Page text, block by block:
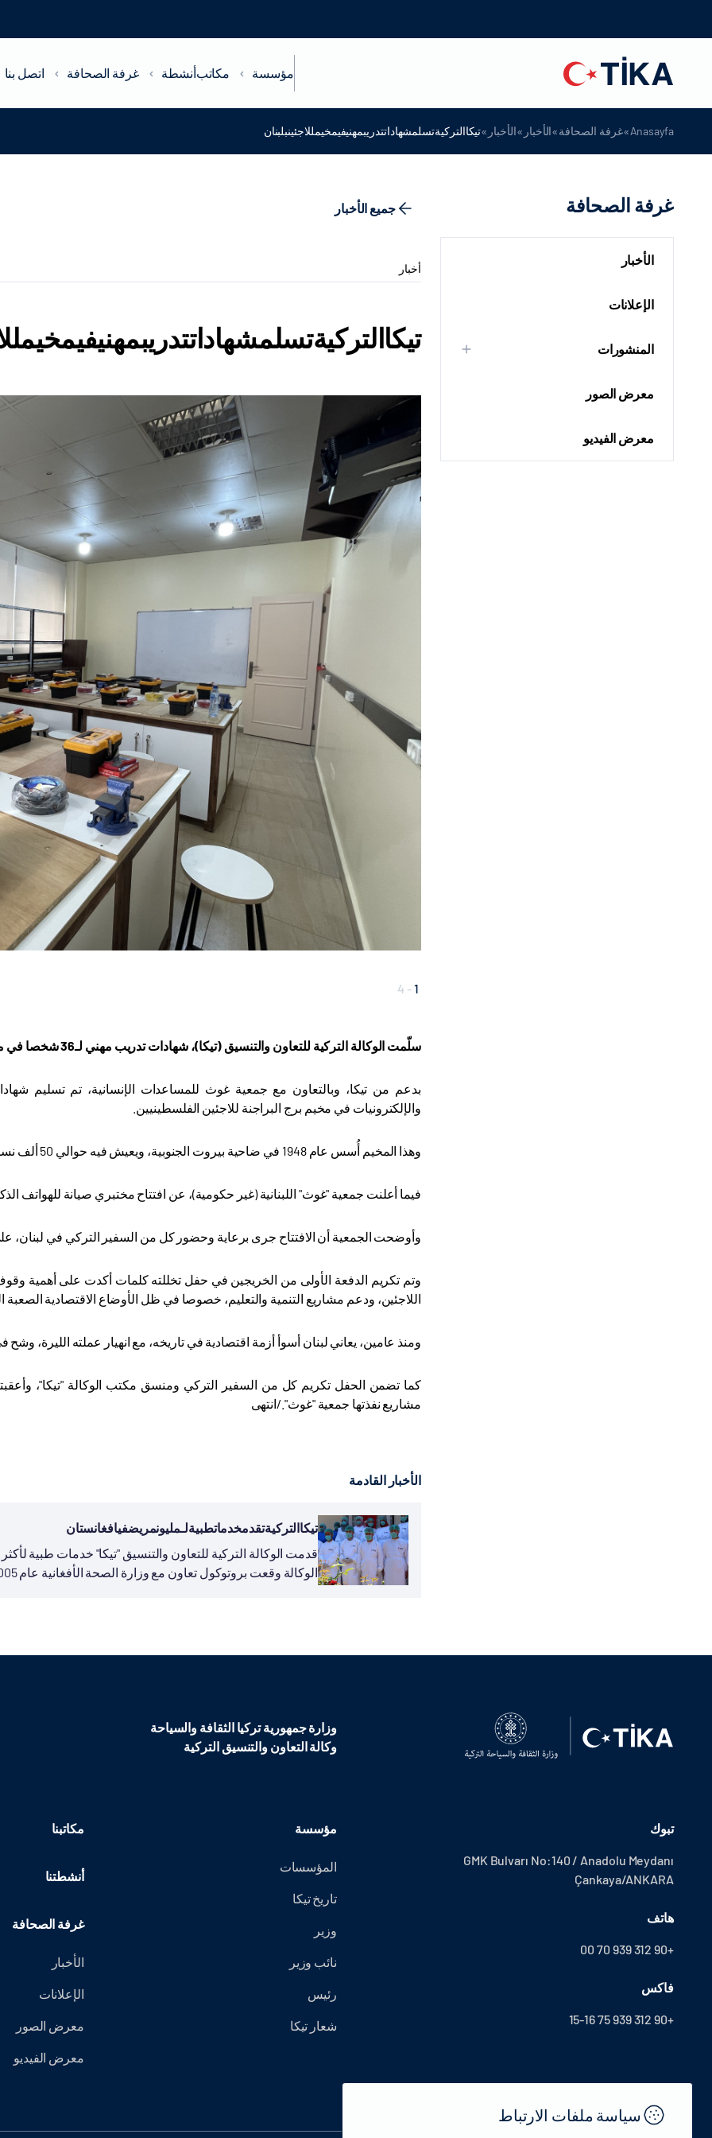
مؤسسة مكاتبأنشطة غرفة الصحافة اتصل بنا
Anasayfa
»غرفة الصحافة»الأخبار »الأخبار »تيكاالتركيةتسلمشهاداتتدريبمهنيفيمخيمللاجئينبلبنان
غرفة الصحافة
الأخبار
الإعلانات
المنشورات
معرض الصور
معرض الفيديو
جميع الأخبار
أخبار
1
-
4
سلّمت الوكالة التركية للتعاون والتنسيق (تيكا)، شهادات تدريب مهني لـ36 شخصا في مخيم برج البراجنة للاجئين الفلسطينيين بالعاصمة اللبنانية بيروت
والإلكترونيات في مخيم برج البراجنة للاجئين الفلسطينيين.
وهذا المخيم أُسس عام 1948 في ضاحية بيروت الجنوبية، ويعيش فيه حوالي 50 ألف نسمة في 2 كلم مربع، وهم يعانون من فقر وإهمال كبيرين
فيما أعلنت جمعية "غوث" اللبنانية (غير حكومية)، عن افتتاح مختبري صيانة للهواتف
وأوضحت الجمعية أن الافتتاح جرى برعاية وحضور كل من السفير التركي في لبنان،
وتم تكريم الدفعة الأولى من الخريجين في حفل تخللته كلمات أكدت على أهمية
اللاجئين، ودعم مشاريع التنمية والتعليم، خصوصا في ظل الأوضاع الاقتصادية الصعبة
ومنذ عامين، يعاني لبنان أسوأ أزمة اقتصادية في تاريخه، مع انهيار عملته الليرة،
كما تضمن الحفل تكريم كل من السفير التركي ومنسق مكتب الوكالة "تيكا"،
مشاريع نفذتها جمعية "غوث". /انتهى
الأخبار القادمة
تيكاالتركيةتقدمخدماتطبيةلـمليونمريضفيافغانستان
الوكالة وقعت بروتوكول تعاون مع وزارة الصحة الأفغانية عام 2005، قدمت بموجبه خدماتها الطبية عبر عدد من...
وزارة جمهورية تركيا الثقافة والسياحة
وكالة التعاون والتنسيق التركية
تبوك
GMK Bulvarı No:140 / Anadolu Meydanı
Çankaya/ANKARA
هاتف
+90 312 939 70 00
فاكس
+90 312 939 75 15-16
مؤسسة
المؤسسات
تاريخ تيكا
وزير
نائب وزير
رئيس
شعار تيكا
مكاتبنا
أنشطتنا
غرفة الصحافة
الأخبار
الإعلانات
معرض الصور
معرض الفيديو
سياسة ملفات الارتباط